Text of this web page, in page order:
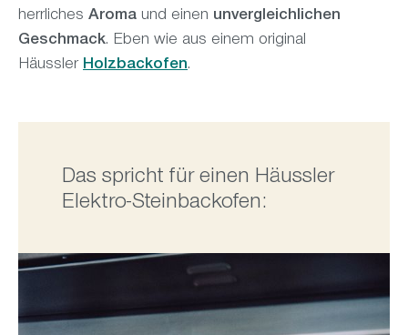
herrliches Aroma und einen unvergleichlichen
Geschmack. Eben wie aus einem original
Häussler Holzbackofen.
Das spricht für einen Häussler
Elektro-Steinbackofen: